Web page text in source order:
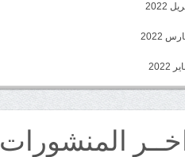
2022
2022
2022
المنشورات